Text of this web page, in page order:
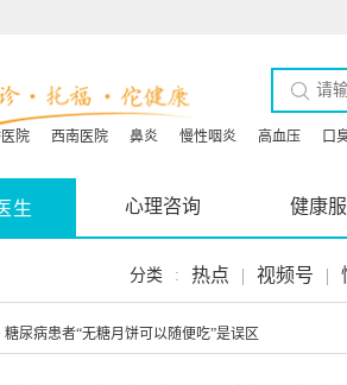
院 西南医院 鼻炎 慢性咽炎 高血压 口
生 心理咨询 健康
分类 : 热点 | 视频号 |
糖尿病患者“无糖月饼可以随便吃”是误区